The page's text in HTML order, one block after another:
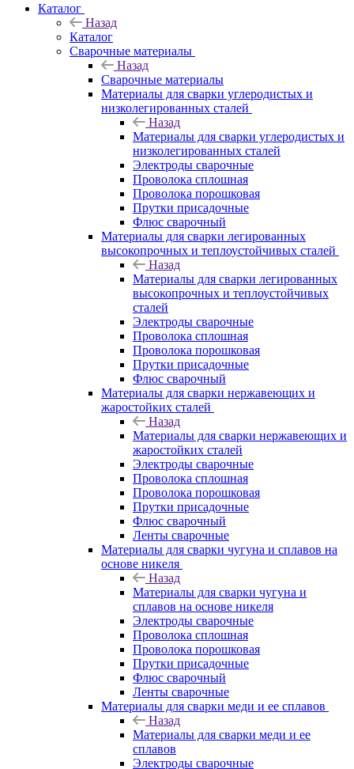
Каталог
Назад
Каталог
Сварочные материалы
Назад
Сварочные материалы
Материалы для сварки углеродистых и
низколегированных сталей
Назад
Материалы для сварки углеродистых и
низколегированных сталей
Электроды сварочные
Проволока сплошная
Проволока порошковая
Прутки присадочные
Флюс сварочный
Материалы для сварки легированных
высокопрочных и теплоустойчивых сталей
Назад
Материалы для сварки легированных
высокопрочных и теплоустойчивых
сталей
Электроды сварочные
Проволока сплошная
Проволока порошковая
Прутки присадочные
Флюс сварочный
Материалы для сварки нержавеющих и
жаростойких сталей
Назад
Материалы для сварки нержавеющих и
жаростойких сталей
Электроды сварочные
Проволока сплошная
Проволока порошковая
Прутки присадочные
Флюс сварочный
Ленты сварочные
Материалы для сварки чугуна и сплавов на
основе никеля
Назад
Материалы для сварки чугуна и
сплавов на основе никеля
Электроды сварочные
Проволока сплошная
Проволока порошковая
Прутки присадочные
Флюс сварочный
Ленты сварочные
Материалы для сварки меди и ее сплавов
Назад
Материалы для сварки меди и ее
сплавов
Электроды сварочные